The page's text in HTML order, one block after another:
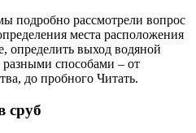
подробно рассмотрели вопрос
места расположения
определить выход водяной
способами – от
до пробного Читать.
сруб